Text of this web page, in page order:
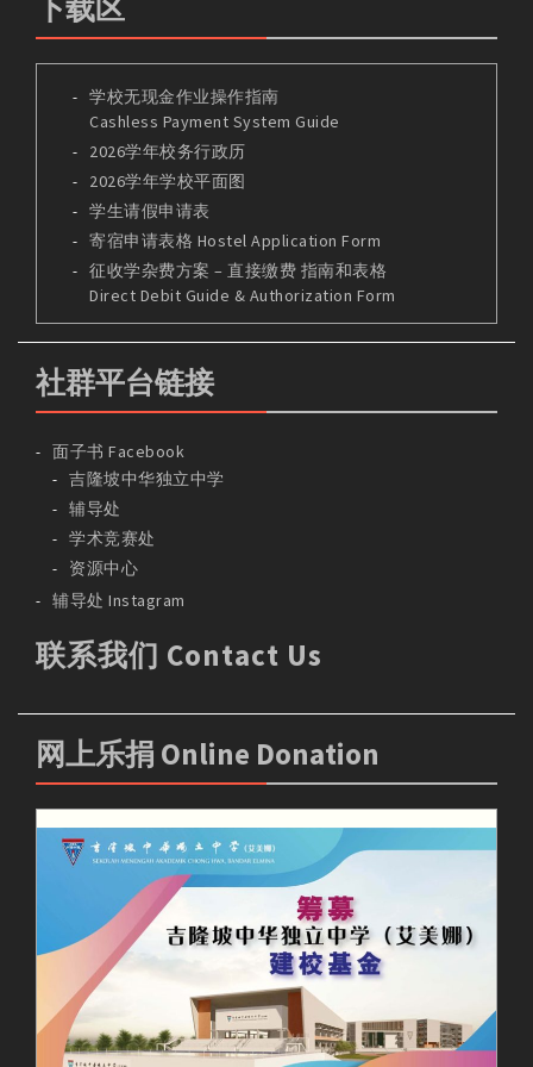
下载区
学校无现金作业操作指南
Cashless Payment System Guide
2026学年校务行政历
2026学年学校平面图
学生请假申请表
寄宿申请表格 Hostel Application Form
征收学杂费方案 – 直接缴费 指南和表格
Direct Debit Guide & Authorization Form
社群平台链接
面子书 Facebook
吉隆坡中华独立中学
辅导处
学术竞赛处
资源中心
辅导处 Instagram
联系我们 Contact Us
网上乐捐 Online Donation